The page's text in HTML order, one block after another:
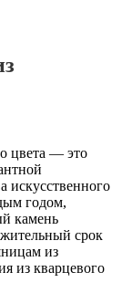
цвета — это
искусственного
годом,
камень
срок
из
из кварцевого